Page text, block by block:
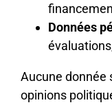
Données
Aucune donnée
opinions